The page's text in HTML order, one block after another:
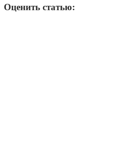
Оценить статью: